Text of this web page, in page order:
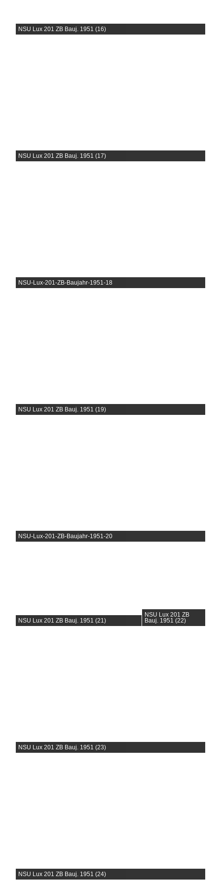
NSU Lux 201 ZB Bauj. 1951 (16)
NSU Lux 201 ZB Bauj. 1951 (17)
NSU-Lux-201-ZB-Baujahr-1951-18
NSU Lux 201 ZB Bauj. 1951 (19)
NSU-Lux-201-ZB-Baujahr-1951-20
NSU Lux 201 ZB Bauj. 1951 (21)
NSU Lux 201 ZB
Bauj. 1951 (22)
NSU Lux 201 ZB Bauj. 1951 (23)
NSU Lux 201 ZB Bauj. 1951 (24)